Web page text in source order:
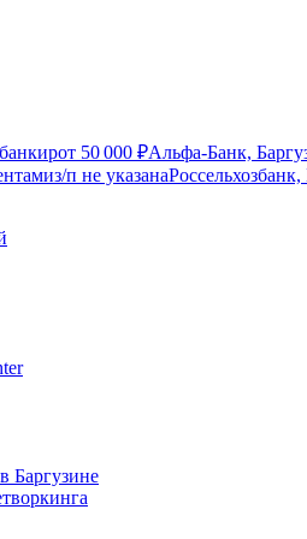
от 50 000 ₽Альфа-Банк,
з/п не указанаРоссельхозбанк,
Баргузине